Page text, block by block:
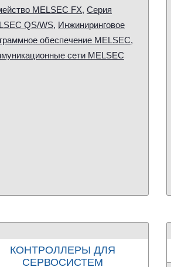
MELSEC FX, Серия
QS/WS, Инжиниринговое
обеспечение MELSEC,
сети MELSEC
КОНТРОЛЛЕРЫ ДЛЯ
СЕРВОСИСТЕМ